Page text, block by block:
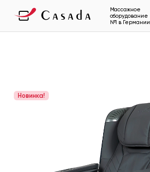
Массажное
оборудование
№1 в Германии
Новинка!